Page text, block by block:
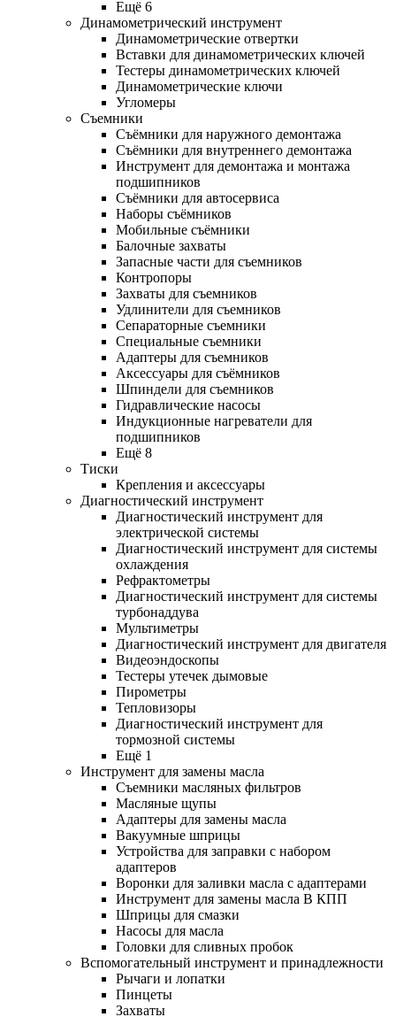
Ещё 6
Динамометрический инструмент
Динамометрические отвертки
Вставки для динамометрических ключей
Тестеры динамометрических ключей
Динамометрические ключи
Угломеры
Съемники
Съёмники для наружного демонтажа
Съёмники для внутреннего демонтажа
Инструмент для демонтажа и монтажа
подшипников
Съёмники для автосервиса
Наборы съёмников
Мобильные съёмники
Балочные захваты
Запасные части для съемников
Контропоры
Захваты для съемников
Удлинители для съемников
Сепараторные съемники
Специальные съемники
Адаптеры для съемников
Аксессуары для съёмников
Шпиндели для съемников
Гидравлические насосы
Индукционные нагреватели для
подшипников
Ещё 8
Тиски
Крепления и аксессуары
Диагностический инструмент
Диагностический инструмент для
электрической системы
Диагностический инструмент для системы
охлаждения
Рефрактометры
Диагностический инструмент для системы
турбонаддува
Мультиметры
Диагностический инструмент для двигателя
Видеоэндоскопы
Тестеры утечек дымовые
Пирометры
Тепловизоры
Диагностический инструмент для
тормозной системы
Ещё 1
Инструмент для замены масла
Съемники масляных фильтров
Масляные щупы
Адаптеры для замены масла
Вакуумные шприцы
Устройства для заправки с набором
адаптеров
Воронки для заливки масла с адаптерами
Инструмент для замены масла В КПП
Шприцы для смазки
Насосы для масла
Головки для сливных пробок
Вспомогательный инструмент и принадлежности
Рычаги и лопатки
Пинцеты
Захваты